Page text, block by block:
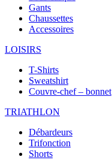
Gants
Chaussettes
Accessoires
LOISIRS
T-Shirts
Sweatshirt
Couvre-chef – bonnet
TRIATHLON
Débardeurs
Trifonction
Shorts